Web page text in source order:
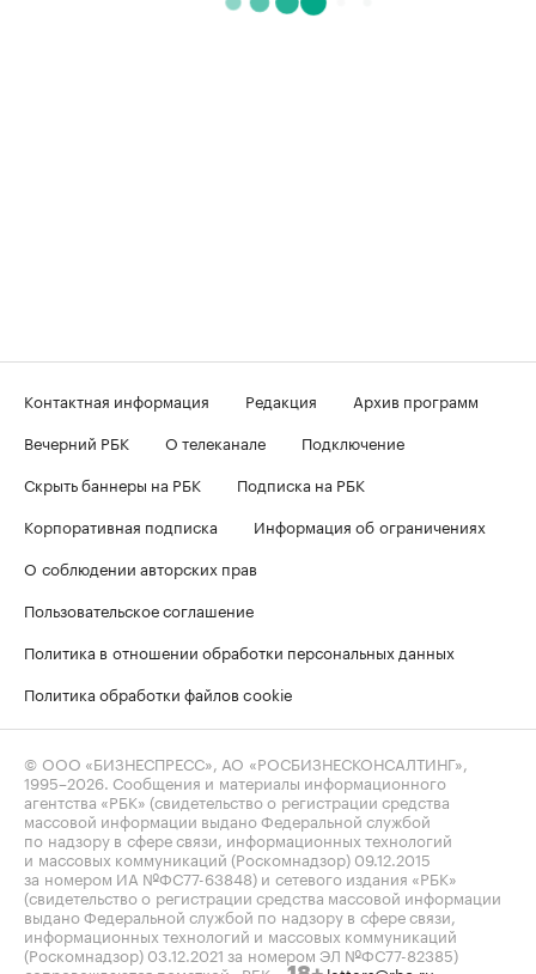
Контактная информация Редакция
Архив программ
Вечерний РБК
О телеканале
Подключение
Скрыть баннеры на РБК
Подписка на РБК
Корпоративная подписка
Информация об ограничениях
О соблюдении авторских прав
Пользовательское соглашение
Политика в отношении обработки персональных данных
Политика обработки файлов cookie
© ООО «БИЗНЕСПРЕСС», АО «РОСБИЗНЕСКОНСАЛТИНГ»,
1995–2026 . Сообщения и материалы информационного
агентства «РБК» (свидетельство о регистрации средства
массовой информации выдано Федеральной службой
по надзору в сфере связи, информационных технологий
и массовых коммуникаций (Роскомнадзор) 09.12.2015
за номером ИА №ФС77-63848) и сетевого издания «РБК»
(свидетельство о регистрации средства массовой информации
выдано Федеральной службой по надзору в сфере связи,
информационных технологий и массовых коммуникаций
(Роскомнадзор) 03.12.2021 за номером ЭЛ №ФС77-82385)